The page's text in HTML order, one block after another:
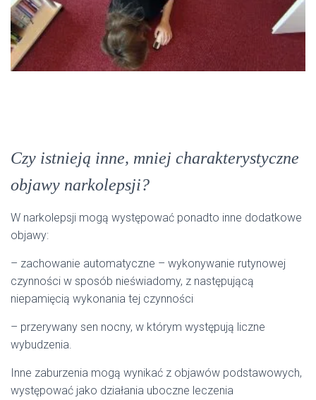
Czy istnieją inne, mniej charakterystyczne
objawy narkolepsji?
W narkolepsji mogą występować ponadto inne dodatkowe
objawy:
– zachowanie automatyczne – wykonywanie rutynowej
czynności w sposób nieświadomy, z następującą
niepamięcią wykonania tej czynności
– przerywany sen nocny, w którym występują liczne
wybudzenia.
Inne zaburzenia mogą wynikać z objawów podstawowych,
występować jako działania uboczne leczenia